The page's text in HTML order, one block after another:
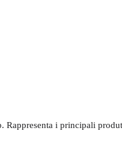
Rappresenta i principali